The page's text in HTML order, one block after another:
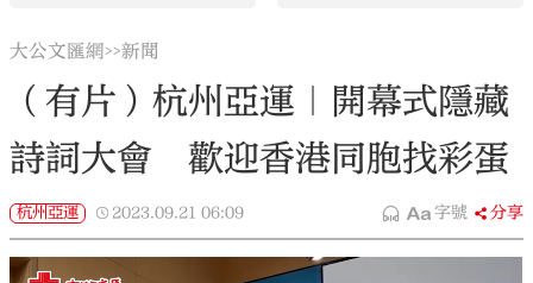
大公文匯網>>新聞
（有片）杭州亞運｜開幕式隱藏
詩詞大會 歡迎香港同胞找彩蛋
杭州亞運 2023.09.21 06:09 字號 分享